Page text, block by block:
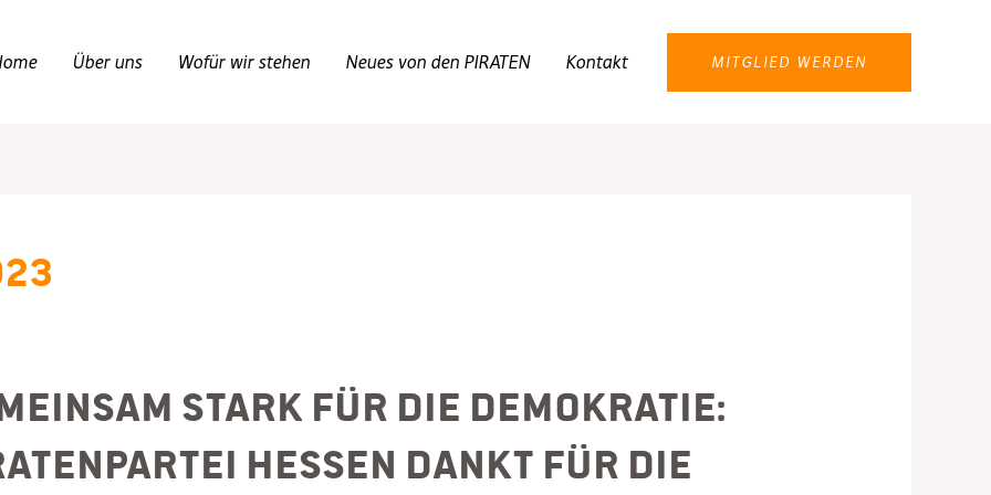
Über uns Wofür wir stehen Neues von den PIRATEN Kontakt MITGLIED WERDEN
stark für die Demokratie:
Hessen dankt für die